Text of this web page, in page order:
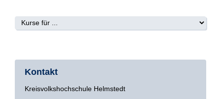
Kontakt
Kreisvolkshochschule Helmstedt